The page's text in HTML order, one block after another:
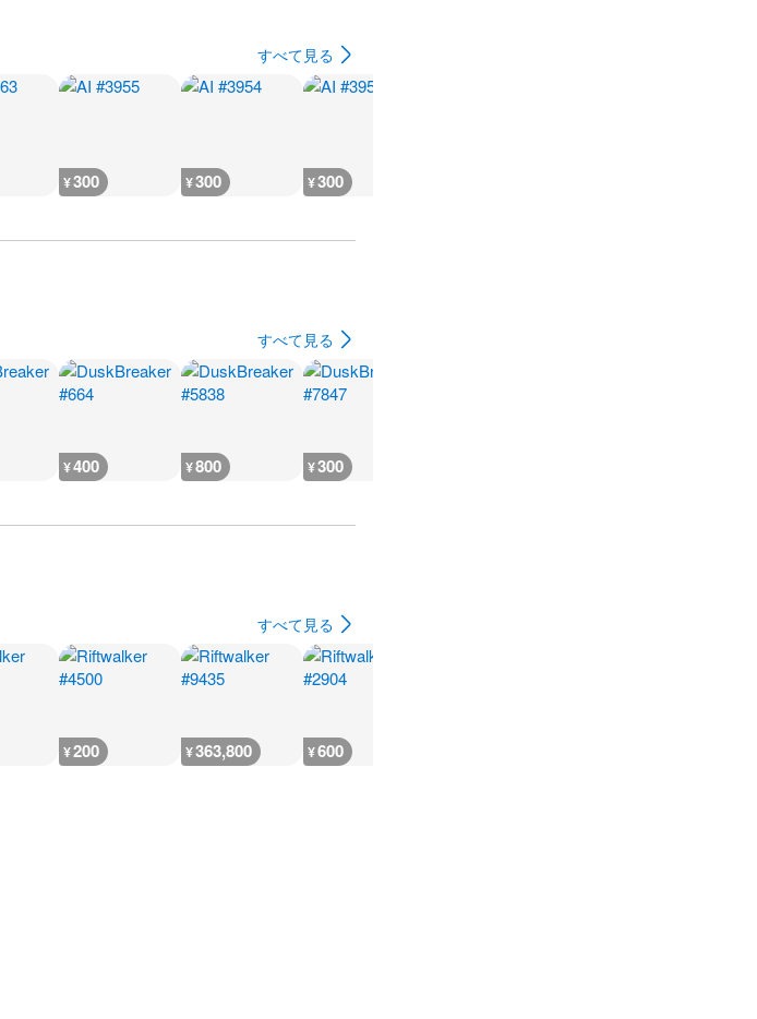
すべて見る
¥300 ¥300 ¥300
すべて見る
¥400 ¥800 ¥300
すべて見る
¥200 ¥363,800 ¥600